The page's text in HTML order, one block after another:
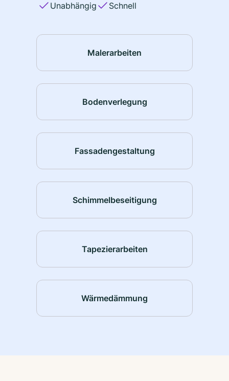
Unabhängig
Schnell
Malerarbeiten
Bodenverlegung
Fassadengestaltung
Schimmelbeseitigung
Tapezierarbeiten
Wärmedämmung